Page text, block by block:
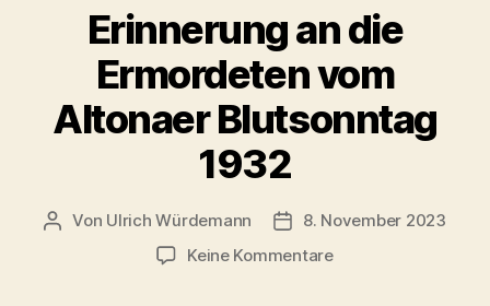
World
from
Hamas“
Erinnerung an die
Ermordeten vom
Altonaer Blutsonntag
1932
Beitragsautor
Von Ulrich Würdemann Beitragsdatum
8. November 2023
Keine Kommentarezu